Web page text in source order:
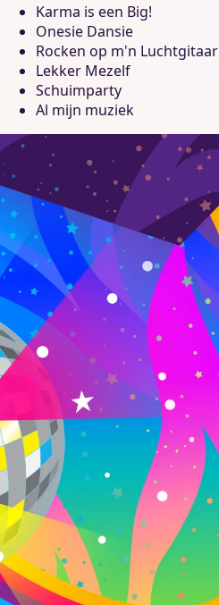
Karma is een Big!
Onesie Dansie
Rocken op m'n Luchtgitaar
Lekker Mezelf
Schuimparty
Al mijn muziek